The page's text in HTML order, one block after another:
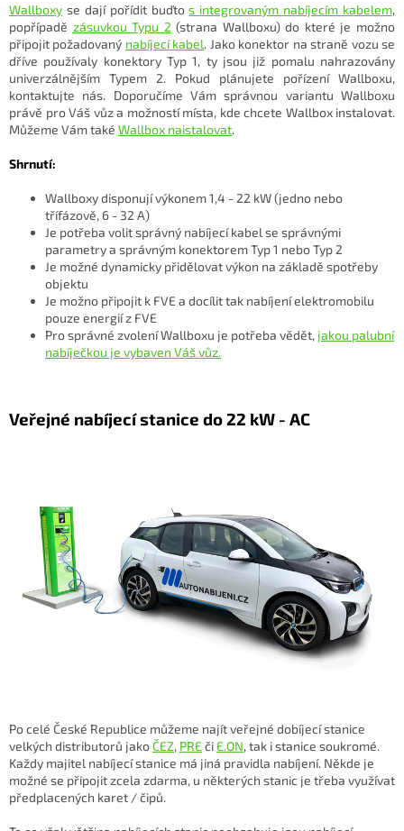
Wallboxy se dají pořídit buďtos integrovaným nabíjecím kabelem,
popřípadě zásuvkou Typu 2 (strana Wallboxu) do které je možno
připojit požadovaný nabíjecí kabel. Jako konektor na straně vozu se
dříve používaly konektory Typ 1, ty jsou již pomalu nahrazovány
univerzálnějším Typem 2. Pokud plánujete pořízení Wallboxu,
kontaktujte nás. Doporučíme Vám správnou variantu Wallboxu
právě pro Váš vůz a možností místa, kde chcete Wallbox instalovat.
Můžeme Vám také Wallbox naistalovat.
Shrnutí:
Wallboxy disponují výkonem 1,4 - 22 kW (jedno nebo
třífázově, 6 - 32 A)
Je potřeba volit správný nabíjecí kabel se správnými
parametry a správným konektorem Typ 1 nebo Typ 2
Je možné dynamicky přidělovat výkon na základě spotřeby
objektu
Je možno připojit k FVE a docílit tak nabíjení elektromobilu
pouze energií z FVE
Pro správné zvolení Wallboxu je potřeba vědět, jakou palubní
nabíječkou je vybaven Váš vůz.
Veřejné nabíjecí stanice do 22 kW - AC
Po celé České Republice můžeme najít veřejné dobíjecí stanice
velkých distributorů jakoČEZ, PRE či E.ON, tak i stanice soukromé.
Každy majitel nabíjecí stanice má jiná pravidla nabíjení. Někde je
možné se připojit zcela zdarma, u některých stanic je třeba využívat
předplacených karet / čipů.